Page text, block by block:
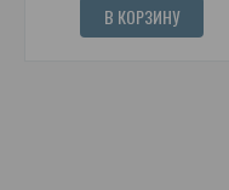
В КОРЗИНУ